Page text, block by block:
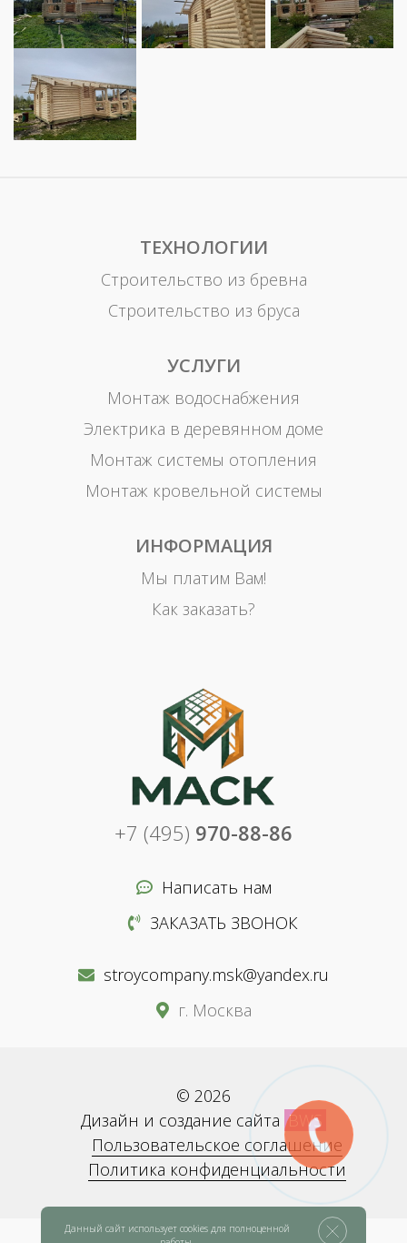
ТЕХНОЛОГИИ
Строительство из бревна
Строительство из бруса
УСЛУГИ
Монтаж водоснабжения
Электрика в деревянном доме
Монтаж системы отопления
Монтаж кровельной системы
ИНФОРМАЦИЯ
Мы платим Вам!
Как заказать?
+7 (495) 970-88-86
Написать нам
ЗАКАЗАТЬ ЗВОНОК
stroycompany.msk@yandex.ru
г. Москва
© 2026
Дизайн и создание сайта BWS
Пользовательское соглашение
Политика конфиденциальности
Данный сайт использует cookies для полноценной